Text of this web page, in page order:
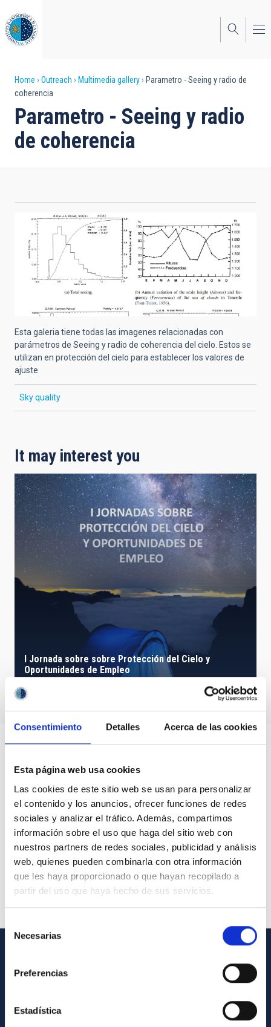
Consentimiento Detalles Acerca de las cookies
Esta página web usa cookies
Las cookies de este sitio web se usan para personalizar
el contenido y los anuncios, ofrecer funciones de redes
sociales y analizar el tráfico. Además, compartimos
información sobre el uso que haga del sitio web con
nuestros partners de redes sociales, publicidad y análisis
web, quienes pueden combinarla con otra información
que les haya proporcionado o que hayan recopilado a
partir del uso que haya hecho de sus servicios.
Necesarias
Preferencias
Estadística
to
main
content
Breadcrumb
Home Outreach Multimedia gallery
Parametro - Seeing y radio de
coherencia
Parametro - Seeing y radio
de coherencia
Esta galeria tiene todas las imagenes relacionadas con
parámetros de Seeing y radio de coherencia del cielo. Estos se
utilizan en protección del cielo para establecer los valores de
ajuste
Sky quality
It may interest you
I Jornada sobre sobre Protección del Cielo y
Oportunidades de Empleo
How to get to the IAC